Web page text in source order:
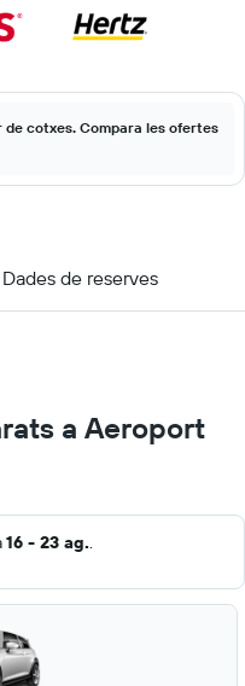
de cotxes. Compara les ofertes
Dades de reserves
a Aeroport
16 - 23 ag..